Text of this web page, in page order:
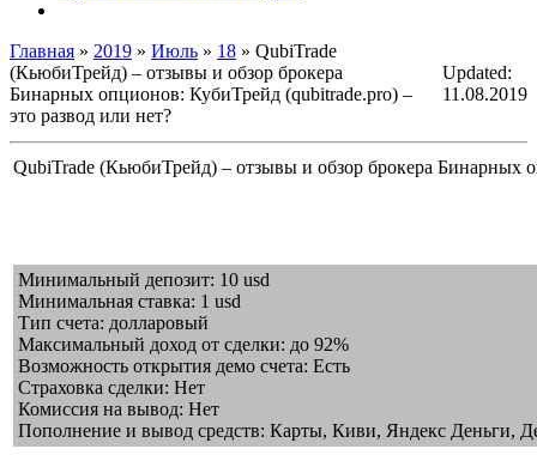
Главная » 2019 » Июль » 18 » QubiTrade
(КьюбиТрейд) – отзывы и обзор брокера
Бинарных опционов: КубиТрейд (qubitrade.pro) –
это развод или нет?
Updated:
11.08.2019
QubiTrade (КьюбиТрейд) – отзывы и обзор брокера Бинарных
Минимальный депозит: 10 usd
Минимальная ставка: 1 usd
Тип счета: долларовый
Максимальный доход от сделки: до 92%
Возможность открытия демо счета: Есть
Страховка сделки: Нет
Комиссия на вывод: Нет
Пополнение и вывод средств: Карты, Киви, Яндекс Деньги,